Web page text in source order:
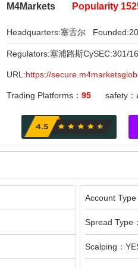
M4Markets Popularity
Headquarters:塞舌尔
Regulators:塞浦路斯CySEC:301/
URL:https://
Trading Platforms： 95 safety：
Account Type
Spread Type
Scalping：